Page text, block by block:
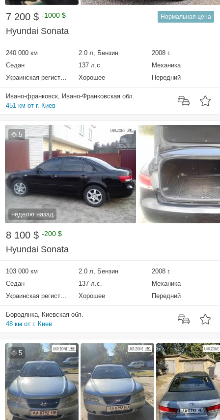
7 200 $ -1000 $ Нормальная цена
Hyundai Sonata
240 000 км 2.0 л, Бензин
2008 г.
Седан
137 л.с.
Механика
Украинская регистрация
Хорошее Передний
Ивано-франковск, Ивано-Франковская обл.
451 км от г. Киев
5
неделю назад
8 100 $ -200 $
Hyundai Sonata
103 000 км 2.0 л, Бензин
2008 г.
Седан
137 л.с.
Механика
Украинская регистрация
Хорошее Передний
Бородянка, Киевская обл.
48 км от г. Киев
5